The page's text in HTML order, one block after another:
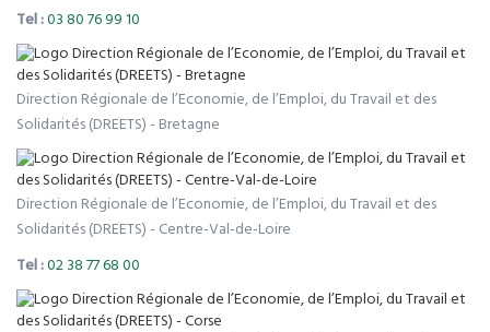
Tel :03 80 76 99 10
Direction Régionale de l’Economie, de l’Emploi, du Travail et des
Solidarités (DREETS) - Bretagne
Direction Régionale de l’Economie, de l’Emploi, du Travail et des
Solidarités (DREETS) - Centre-Val-de-Loire
Tel :02 38 77 68 00